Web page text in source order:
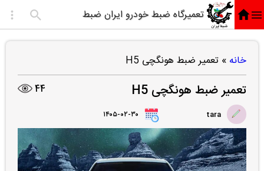
تعمیرگاه ضبط خودرو ایران ضبط
خانه » تعمیر ضبط هونگچی H5
تعمیر ضبط هونگچی H5 44
tara ۱۴۰۵-۰۲-۳۰